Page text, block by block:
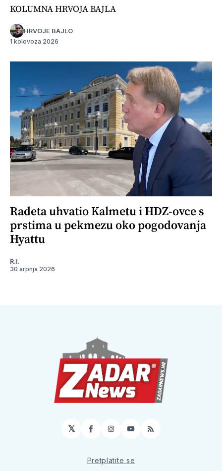
KOLUMNA HRVOJA BAJLA
HRVOJE BAJLO
1 kolovoza 2026
Radeta uhvatio Kalmetu i HDZ-ovce s
prstima u pekmezu oko pogodovanja
Hyattu
R.I.
30 srpnja 2026
𝕏 Facebook
Instagram
YouTube
RSS
Pretplatite se